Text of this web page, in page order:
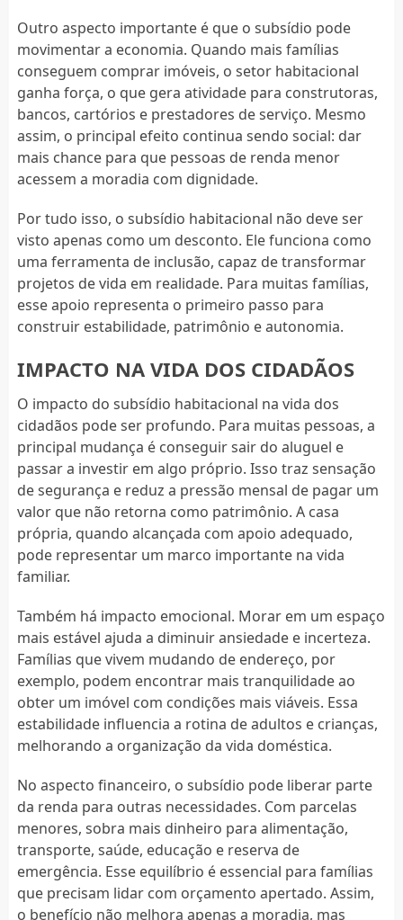
Outro aspecto importante é que o subsídio pode
movimentar a economia. Quando mais famílias
conseguem comprar imóveis, o setor habitacional
ganha força, o que gera atividade para construtoras,
bancos, cartórios e prestadores de serviço. Mesmo
assim, o principal efeito continua sendo social: dar
mais chance para que pessoas de renda menor
acessem a moradia com dignidade.
Por tudo isso, o subsídio habitacional não deve ser
visto apenas como um desconto. Ele funciona como
uma ferramenta de inclusão, capaz de transformar
projetos de vida em realidade. Para muitas famílias,
esse apoio representa o primeiro passo para
construir estabilidade, patrimônio e autonomia.
IMPACTO NA VIDA DOS CIDADÃOS
O impacto do subsídio habitacional na vida dos
cidadãos pode ser profundo. Para muitas pessoas, a
principal mudança é conseguir sair do aluguel e
passar a investir em algo próprio. Isso traz sensação
de segurança e reduz a pressão mensal de pagar um
valor que não retorna como patrimônio. A casa
própria, quando alcançada com apoio adequado,
pode representar um marco importante na vida
familiar.
Também há impacto emocional. Morar em um espaço
mais estável ajuda a diminuir ansiedade e incerteza.
Famílias que vivem mudando de endereço, por
exemplo, podem encontrar mais tranquilidade ao
obter um imóvel com condições mais viáveis. Essa
estabilidade influencia a rotina de adultos e crianças,
melhorando a organização da vida doméstica.
No aspecto financeiro, o subsídio pode liberar parte
da renda para outras necessidades. Com parcelas
menores, sobra mais dinheiro para alimentação,
transporte, saúde, educação e reserva de
emergência. Esse equilíbrio é essencial para famílias
que precisam lidar com orçamento apertado. Assim,
o benefício não melhora apenas a moradia, mas